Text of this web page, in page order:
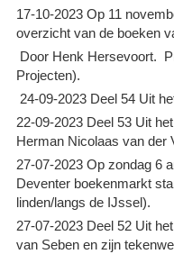
17-10-2023 Op 11
overzicht van de boeken
Door Henk Hersevoort.
Projecten).
24-09-2023 Deel 54 Uit
22-09-2023 Deel 53 Uit
Herman Nicolaas van der
27-07-2023 Op zondag 6
Deventer boekenmarkt
linden/langs de IJssel).
27-07-2023 Deel 52 Uit
van Seben en zijn